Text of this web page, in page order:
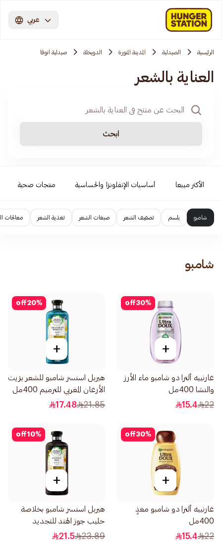
عربي
الرئيسية الصيدلية المدينة المنورة الدويخلة صيدلية انوفا
العناية بالشعر
ابحث
الأكثر مبيعا أساسيات الإنفلونزا والحساسية منتجات صحية
شامبو بلسم تصفيف الشعر صبغات الشعر تغذية الشعر معالجات
شامبو
30%
off
+
غارنييه ألترا دو شامبو ماء الأرز
والنشا 400مل
22
15.4
20%
off
+
هيربل اسنسز شامبو للشعر بزيت
الأرغان المغربي للترميم 400مل
21.85
17.48
30%
off
+
غارنييه ألترا دو شامبو مغذٍ
400مل
22
15.4
10%
off
+
هيربل اسنسز شامبو بخلاصة
حليب جوز الهند للتجديد
والترطيب 400مل
23.89
21.5